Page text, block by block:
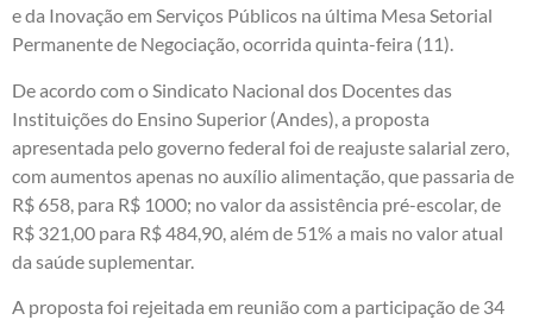
e da Inovação em Serviços Públicos na última Mesa Setorial
Permanente de Negociação, ocorrida quinta-feira (11).
De acordo com o Sindicato Nacional dos Docentes das
Instituições do Ensino Superior (Andes), a proposta
apresentada pelo governo federal foi de reajuste salarial zero,
com aumentos apenas no auxílio alimentação, que passaria de
R$ 658, para R$ 1000; no valor da assistência pré-escolar, de
R$ 321,00 para R$ 484,90, além de 51% a mais no valor atual
da saúde suplementar.
A proposta foi rejeitada em reunião com a participação de 34